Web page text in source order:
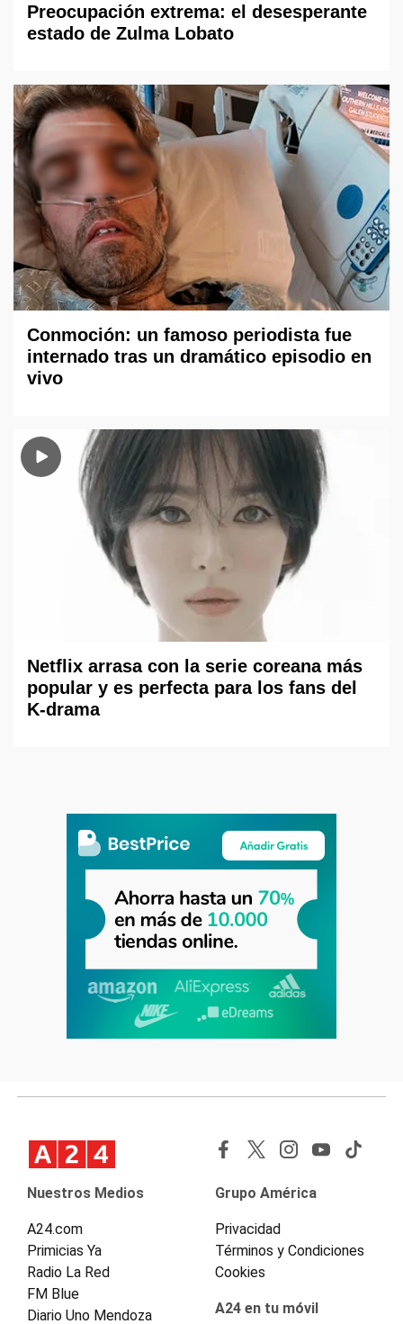
Preocupación extrema: el desesperante
estado de Zulma Lobato
Conmoción: un famoso periodista fue
internado tras un dramático episodio en
vivo
Netflix arrasa con la serie coreana más
popular y es perfecta para los fans del
K-drama
Nuestros Medios
A24.com
Primicias Ya
Radio La Red
FM Blue
Diario Uno Mendoza
Grupo América
Privacidad
Términos y Condiciones
Cookies
A24 en tu móvil